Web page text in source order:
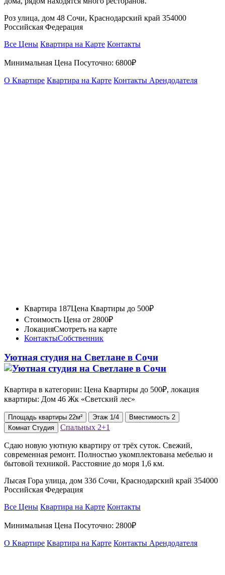
Роз улица, дом 48 Сочи, Краснодарский край 354000
Российская Федерация
Все Цены Квартира на Карте Контакты
Минимальная Цена Посуточно: 6800₽
О Квартире Квартира на Карте Контакты Арендодателя
Квартира 187Цена Квартиры до 500₽
Стоимость Цена от 2800₽
ЛокацияСмотреть на карте
КонтактыСобственник
Уютная студия на Светлане в Сочи
Квартира в категории: Цена Квартиры до 500₽, локация
квартиры: Дом 46 Жк «Светский лес»
Площадь квартиры 22м² Этаж 1/4 Вместимость 2
Комнат Студия Спальных 2+1
Сдаю новую уютную квартиру от трёх суток. Свежий,
современная ремонт. Полностью укомплектована мебелью и
бытовой техникой. Расстояние до моря 1,6 км.
Лысая Гора улица, дом 33б Сочи, Краснодарский край 354000
Российская Федерация
Все Цены Квартира на Карте Контакты
Минимальная Цена Посуточно: 2800₽
О Квартире Квартира на Карте Контакты Арендодателя